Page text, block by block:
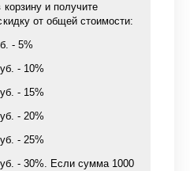
и получите
от общей стоимости:
- 5%
- 10%
- 15%
- 20%
- 25%
- 30%. Если сумма 1000